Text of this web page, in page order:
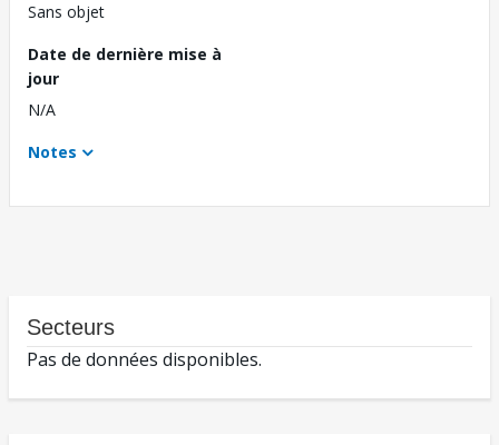
Sans objet
Date de dernière mise à
jour
N/A
Notes
Secteurs
Pas de données disponibles.